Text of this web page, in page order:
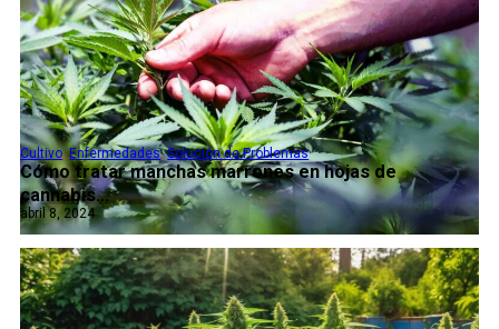
Cómo tratar manchas marrones en hojas de
cannabis...
Cultivo,Enfermedades,Solución de Problemas
abril 8, 2024